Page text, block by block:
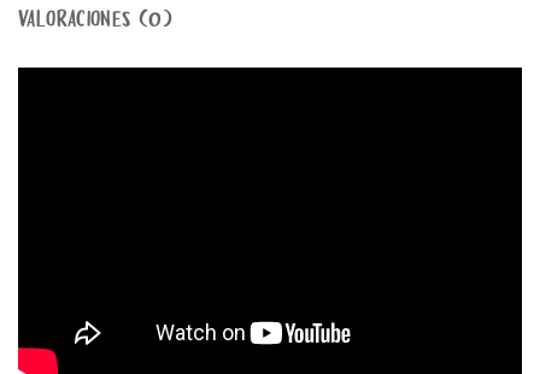
VALORACIONES (0)